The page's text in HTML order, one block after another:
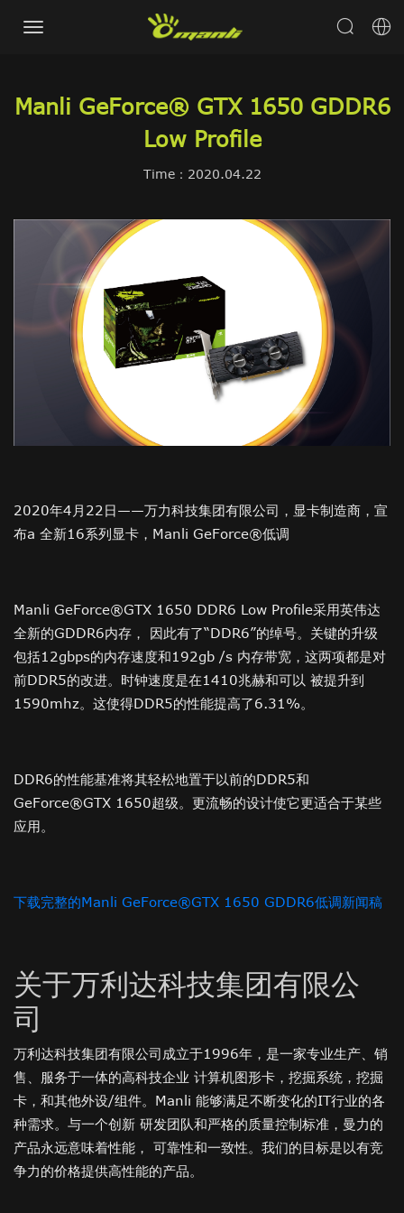
Manli GeForce® GTX 1650 GDDR6
Low Profile
Time：2020.04.22
2020年4月22日——万力科技集团有限公司，显卡制造商，宣
布a 全新16系列显卡，Manli GeForce®低调
Manli GeForce®GTX 1650 DDR6 Low Profile采用英伟达
全新的GDDR6内存， 因此有了“DDR6”的绰号。关键的升级
包括12gbps的内存速度和192gb /s 内存带宽，这两项都是对
前DDR5的改进。时钟速度是在1410兆赫和可以 被提升到
1590mhz。这使得DDR5的性能提高了6.31%。
DDR6的性能基准将其轻松地置于以前的DDR5和
GeForce®GTX 1650超级。更流畅的设计使它更适合于某些
应用。
下载完整的Manli GeForce®GTX 1650 GDDR6低调新闻稿
关于万利达科技集团有限公
司
万利达科技集团有限公司成立于1996年，是一家专业生产、销
售、服务于一体的高科技企业 计算机图形卡，挖掘系统，挖掘
卡，和其他外设/组件。Manli 能够满足不断变化的IT行业的各
种需求。与一个创新 研发团队和严格的质量控制标准，曼力的
产品永远意味着性能， 可靠性和一致性。我们的目标是以有竞
争力的价格提供高性能的产品。